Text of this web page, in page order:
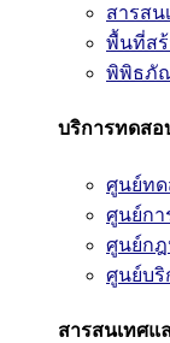
สารสน
พื้นที่สร้
พิพิธภั
บริการทดสอ
ศูนย์ทด
ศูนย์กา
ศูนย์กฎ
ศูนย์บริ
สารสนเทศแ